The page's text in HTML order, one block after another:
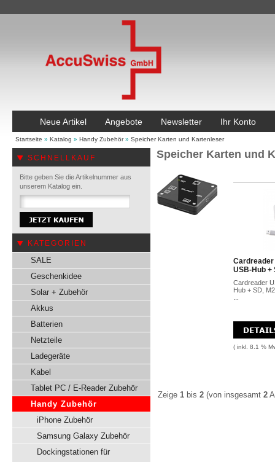
Neue Artikel Angebote Newsletter Ihr Konto
Startseite » Katalog » Handy Zubehör» Speicher Karten und Kartenleser
SCHNELLKAUF
Bitte geben Sie die Artikelnummer aus
unserem Katalog ein.
KATEGORIEN
SALE
Geschenkidee
Solar + Zubehör
Akkus
Batterien
Netzteile
Ladegeräte
Kabel
Tablet PC / E-Reader Zubehör
Handy Zubehör
iPhone Zubehör
Samsung Galaxy Zubehör
Dockingstationen für
Speicher Karten und
Cardreader
USB-Hub +
Cardreader
Hub + SD,
( inkl. 8.1 %
Zeige 1 bis 2 (von insgesamt 2